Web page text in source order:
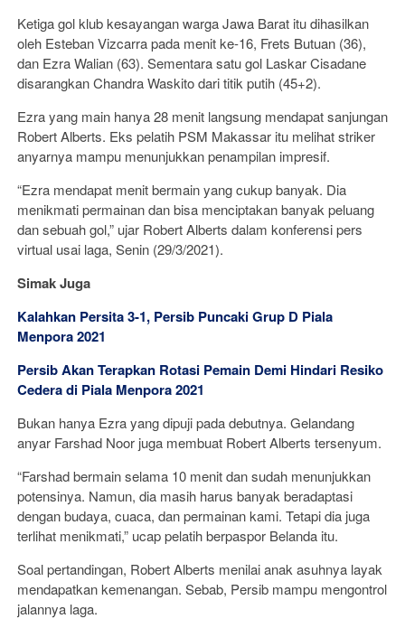
Ketiga gol klub kesayangan warga Jawa Barat itu dihasilkan
oleh Esteban Vizcarra pada menit ke-16, Frets Butuan (36),
dan Ezra Walian (63). Sementara satu gol Laskar Cisadane
disarangkan Chandra Waskito dari titik putih (45+2).
Ezra yang main hanya 28 menit langsung mendapat sanjungan
Robert Alberts. Eks pelatih PSM Makassar itu melihat striker
anyarnya mampu menunjukkan penampilan impresif.
“Ezra mendapat menit bermain yang cukup banyak. Dia
menikmati permainan dan bisa menciptakan banyak peluang
dan sebuah gol,” ujar Robert Alberts dalam konferensi pers
virtual usai laga, Senin (29/3/2021).
Simak Juga
Kalahkan Persita 3-1, Persib Puncaki Grup D Piala
Menpora 2021
Persib Akan Terapkan Rotasi Pemain Demi Hindari Resiko
Cedera di Piala Menpora 2021
Bukan hanya Ezra yang dipuji pada debutnya. Gelandang
anyar Farshad Noor juga membuat Robert Alberts tersenyum.
“Farshad bermain selama 10 menit dan sudah menunjukkan
potensinya. Namun, dia masih harus banyak beradaptasi
dengan budaya, cuaca, dan permainan kami. Tetapi dia juga
terlihat menikmati,” ucap pelatih berpaspor Belanda itu.
Soal pertandingan, Robert Alberts menilai anak asuhnya layak
mendapatkan kemenangan. Sebab, Persib mampu mengontrol
jalannya laga.